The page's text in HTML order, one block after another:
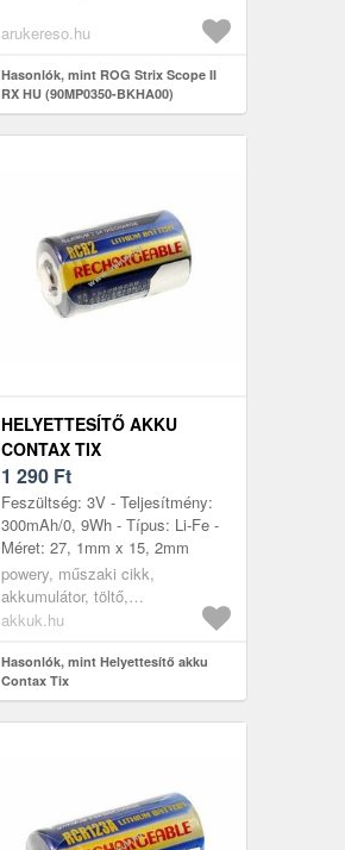
jelölésekkel ...
arukereso.hu
Hasonlók, mint ROG Strix Scope II
RX HU (90MP0350-BKHA00)
HELYETTESÍTŐ AKKU
CONTAX TIX
1 290 Ft
Feszültség: 3V - Teljesítmény:
300mAh/0, 9Wh - Típus: Li-Fe -
Méret: 27, 1mm x 15, 2mm
powery, műszaki cikk,
akkumulátor, töltő,
digitáliskamera akkumulátor
akkuk.hu
Hasonlók, mint Helyettesítő akku
Contax Tix